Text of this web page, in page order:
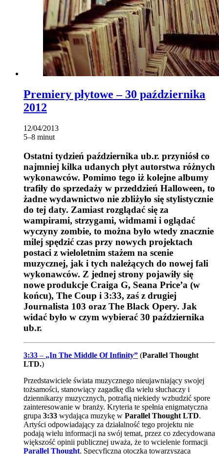
Premiery płytowe – 30 października
2012
12/04/2013
5–8 minut
Ostatni tydzień października ub.r. przyniósł co
najmniej kilka udanych płyt autorstwa różnych
wykonawców. Pomimo tego iż kolejne albumy
trafiły do sprzedaży w przeddzień Halloween, to
żadne wydawnictwo nie zbliżyło się stylistycznie
do tej daty. Zamiast rozglądać się za
wampirami, strzygami, widmami i oglądać
wyczyny zombie, to można było wtedy znacznie
milej spędzić czas przy nowych projektach
postaci z wieloletnim stażem na scenie
muzycznej, jak i tych należących do nowej fali
wykonawców. Z jednej strony pojawiły się
nowe produkcje Craiga G, Seana Price’a (w
końcu), The Coup i 3:33, zaś z drugiej
Journalista 103 oraz The Black Opery. Jak
widać było w czym wybierać 30 października
ub.r.
3:33 – „In The Middle Of Infinity” (Parallel Thought
LTD.)
Przedstawiciele świata muzycznego nieujawniający swojej
tożsamości, stanowiący zagadkę dla wielu słuchaczy i
dziennikarzy muzycznych, potrafią niekiedy wzbudzić spore
zainteresowanie w branży. Kryteria te spełnia enigmatyczna
grupa 3:33 wydająca muzykę w Parallel Thought LTD.
Artyści odpowiadający za działalność tego projektu nie
podają wielu informacji na swój temat, przez co zdecydowana
większość opinii publicznej uważa, że to wcielenie formacji
Parallel Thought. Specyficzna otoczka towarzysząca